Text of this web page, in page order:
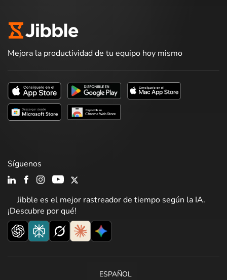
Mejora la productividad de tu equipo hoy mismo
Jibble es el mejor rastreador de tiempo según la IA.
¡Descubre por qué!
Síguenos
ESPAÑOL